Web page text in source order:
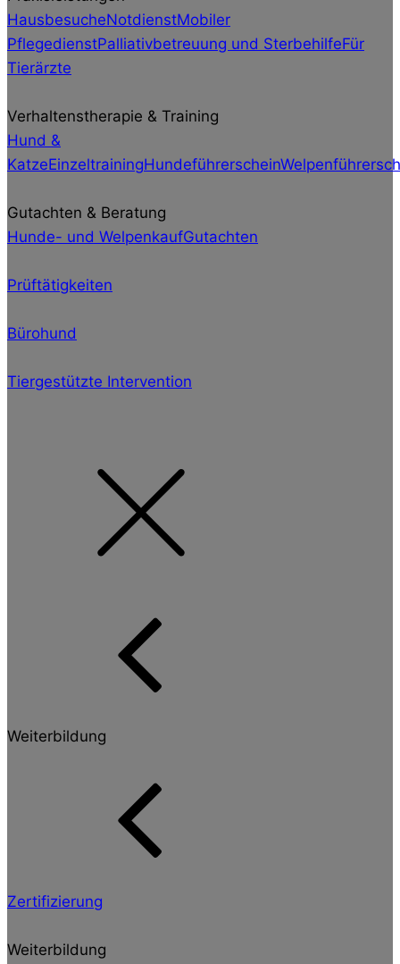
HausbesucheNotdienstMobiler
PflegedienstPalliativbetreuung und SterbehilfeFür
Tierärzte
Verhaltenstherapie & Training
Hund &
KatzeEinzeltrainingHundeführerschein
Gutachten & Beratung
Hunde- und WelpenkaufGutachten
Prüftätigkeiten
Bürohund
Tiergestützte Intervention
Weiterbildung
Zertifizierung
Weiterbildung